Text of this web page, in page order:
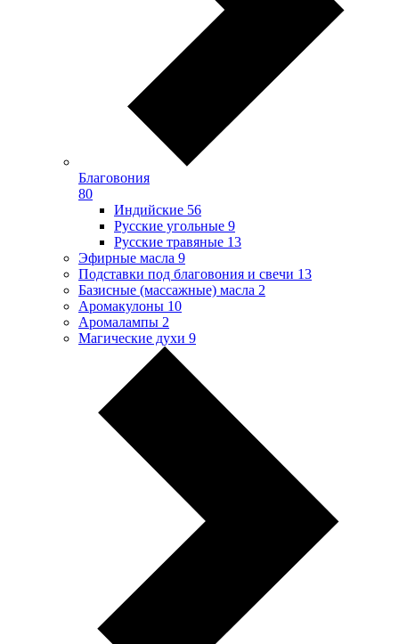
Благовония
80
Индийские 56
Русские угольные 9
Русские травяные 13
Эфирные масла 9
Подставки под благовония и свечи 13
Базисные (массажные) масла 2
Аромакулоны 10
Аромалампы 2
Магические духи 9